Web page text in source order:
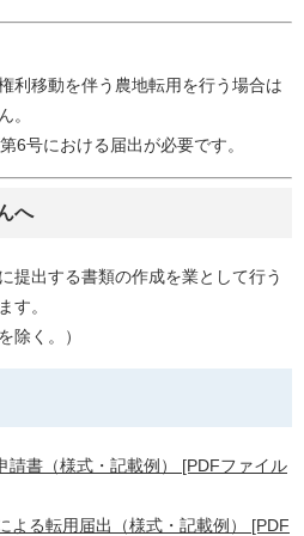
利移動を伴う農地転用を行う場合は
。
6号における届出が必要です。
へ
提出する書類の作成を業として行う
す。
除く。）
請書（様式・記載例） [PDFファイル
よる転用届出（様式・記載例） [PDF